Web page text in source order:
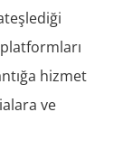
hizmet
ve